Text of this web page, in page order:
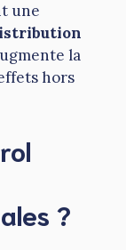
une
la
hors
?